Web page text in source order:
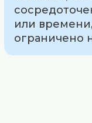
или
ограничено